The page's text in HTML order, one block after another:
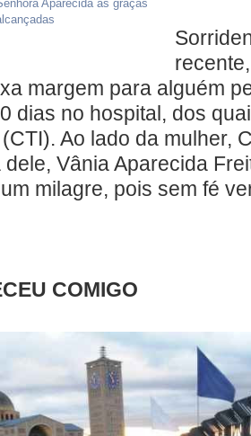
Aparecida as graças
margem para alguém
dias no hospital, dos
Ao lado da mulher,
dele, Vânia Aparecida
um milagre, pois sem fé
COMIGO